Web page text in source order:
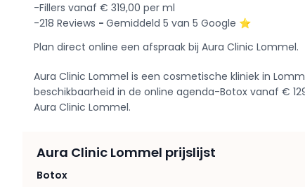
-Fillers vanaf € 319,00 per ml
-218 Reviews - Gemiddeld 5 van 5 Google ⭐️
Plan direct online een afspraak bij Aura Clinic Lommel.
Aura Clinic Lommel is een cosmetische kliniek in
beschikbaarheid in de online agenda-Botox vanaf €
Aura Clinic Lommel.
Aura Clinic Lommel prijslijst
Botox